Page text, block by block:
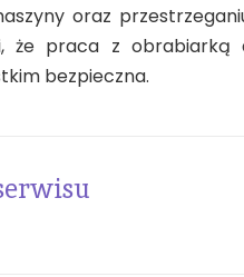
oraz
że praca z obrabiarką
bezpieczna.